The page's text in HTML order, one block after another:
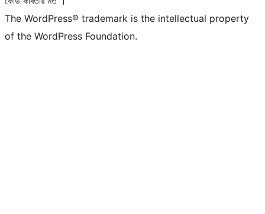
The WordPress® trademark is the intellectual property
of the WordPress Foundation.